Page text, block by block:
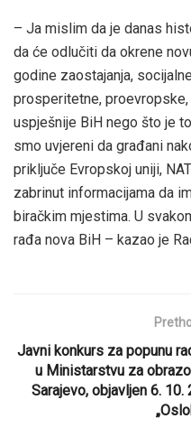
– Ja mislim da je danas
da će odlučiti da okrene
godine zaostajanja,
prosperitetne,
uspješnije BiH nego što je
smo uvjereni da građani
priključe Evropskoj uniji,
zabrinut informacijama da
biračkim mjestima. U
rađa nova BiH – kazao je
Javni konkurs za popunu
u Ministarstvu za
Sarajevo, objavljen 6.